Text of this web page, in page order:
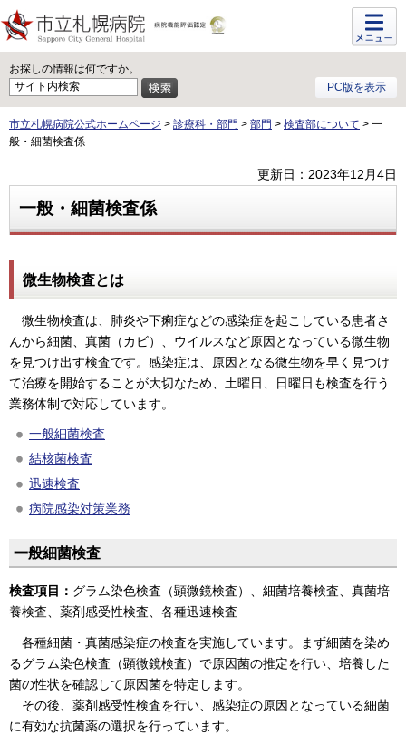
お探しの情報は何ですか。
PC版を表示
メニュ
ー
市立札幌病院公式ホームページ > 診療科・部門 > 部門 > 検査部について > 一
般・細菌検査係
更新日：2023年12月4日
一般・細菌検査係
微生物検査とは
微生物検査は、肺炎や下痢症などの感染症を起こしている患者さ
んから細菌、真菌（カビ）、ウイルスなど原因となっている微生物
を見つけ出す検査です。感染症は、原因となる微生物を早く見つけ
て治療を開始することが大切なため、土曜日、日曜日も検査を行う
業務体制で対応しています。
一般細菌検査
結核菌検査
迅速検査
病院感染対策業務
一般細菌検査
検査項目： グラム染色検査（顕微鏡検査）、細菌培養検査、真菌培
養検査、薬剤感受性検査、各種迅速検査
各種細菌・真菌感染症の検査を実施しています。まず細菌を染め
るグラム染色検査（顕微鏡検査）で原因菌の推定を行い、培養した
菌の性状を確認して原因菌を特定します。
その後、薬剤感受性検査を行い、感染症の原因となっている細菌
に有効な抗菌薬の選択を行っています。